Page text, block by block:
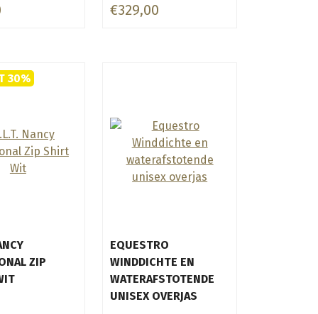
€329,00
30%
ZIP
EQUESTRO
WINDDICHTE EN
WATERAFSTOTENDE
UNISEX OVERJAS